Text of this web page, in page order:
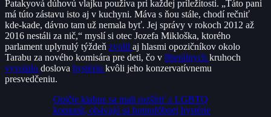
Patakyová dúhovú vlajku používa pri každej príležitosti. „Táto pani
má túto zástavu isto aj v kuchyni. Máva s ňou stále, chodí rečniť
kde-kade, dávno tam už nemala byť. Jej správy v rokoch 2012 až
2016 nestáli za nič,“ myslí si otec Jozefa Mikloška, ktorého
parlament uplynulý týždeň zvolil aj hlasmi opozičníkov okolo
Tarabu za nového komisára pre deti, čo v liberálnych kruhoch
vyvolalo doslova hystériu kvôli jeho konzervatívnemu
presvedčeniu.
Opičie kiahne sa mali rozšíriť z LGBTQ
komunít, obávajú sa homofóbnej hystérie